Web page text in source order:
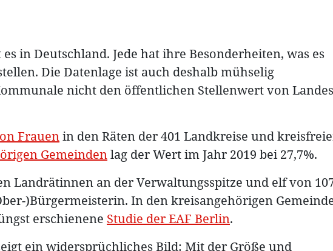
in Deutschland. Jede hat ihre Besonderheiten, was es
Die Datenlage ist auch deshalb mühselig
nicht den öffentlichen Stellenwert von
Frauenin den Räten der 401 Landkreise und
Gemeindenlag der Wert im Jahr 2019 bei 27,7%.
Landrätinnen an der Verwaltungsspitze und elf von
)Bürgermeisterin. In den kreisangehörigen
erschienene Studie der EAF Berlin.
ein widersprüchliches Bild: Mit der Größe und